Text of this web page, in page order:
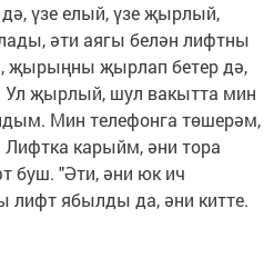
үзе елый, үзе җырлый,
әти аягы белән лифтны
җырыңны җырлап бетер дә,
Ул җырлый, шул вакытта мин
Мин телефонга төшерәм,
карыйм, әни тора
буш. "Әти, әни юк ич
лифт ябылды да, әни китте.